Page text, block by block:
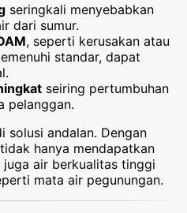
seringkali menyebabkan
dari sumur.
, seperti kerusakan atau
standar, dapat
seiring pertumbuhan
pelanggan.
solusi andalan. Dengan
hanya mendapatkan
air berkualitas tinggi
mata air pegunungan.